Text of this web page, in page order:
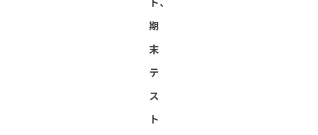
期
末
テ
ス
ト